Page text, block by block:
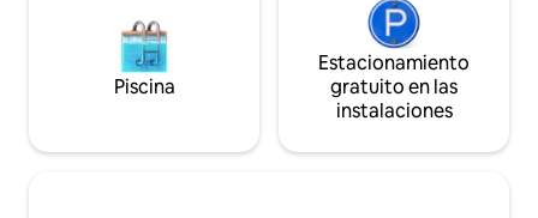
Piscina
Estacionamiento
gratuito en las
instalaciones